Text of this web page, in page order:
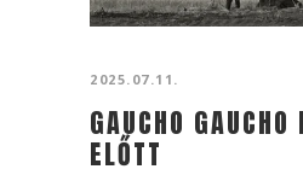
2025.07.11.
GAUCHO
ELŐTT